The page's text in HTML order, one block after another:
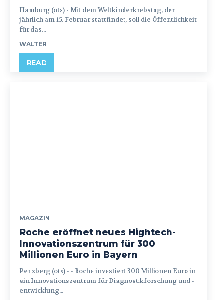
Hamburg (ots) - Mit dem Weltkinderkrebstag, der
jährlich am 15. Februar stattfindet, soll die Öffentlichkeit
für das...
WALTER
READ
MAGAZIN
Roche eröffnet neues Hightech-
Innovationszentrum für 300
Millionen Euro in Bayern
Penzberg (ots) - - Roche investiert 300 Millionen Euro in
ein Innovationszentrum für Diagnostikforschung und -
entwicklung...